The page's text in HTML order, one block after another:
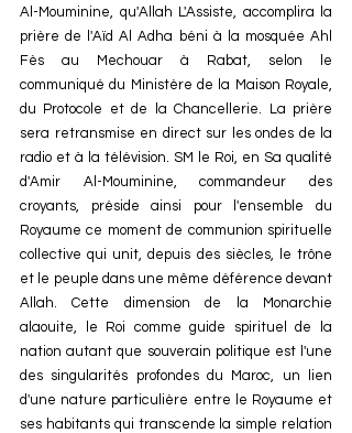
Al-Mouminine, qu'Allah L'Assiste, accomplira la
prière de l'Aïd Al Adha béni à la mosquée Ahl
Fès au Mechouar à Rabat, selon le
communiqué du Ministère de la Maison Royale,
du Protocole et de la Chancellerie. La prière
sera retransmise en direct sur les ondes de la
radio et à la télévision. SM le Roi, en Sa qualité
d'Amir Al-Mouminine, commandeur des
croyants, préside ainsi pour l'ensemble du
Royaume ce moment de communion spirituelle
collective qui unit, depuis des siècles, le trône
et le peuple dans une même déférence devant
Allah. Cette dimension de la Monarchie
alaouite, le Roi comme guide spirituel de la
nation autant que souverain politique est l'une
des singularités profondes du Maroc, un lien
d'une nature particulière entre le Royaume et
ses habitants qui transcende la simple relation